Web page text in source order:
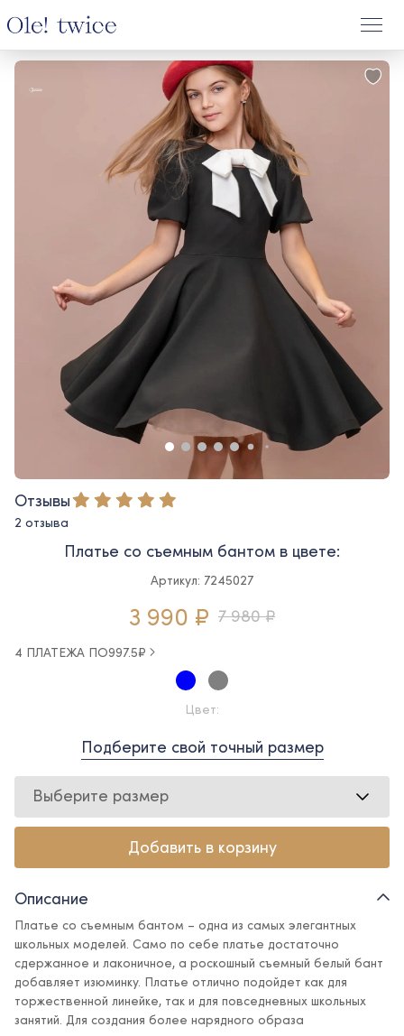
Отзывы
2 отзыва
Платье со съемным бантом в цвете:
Артикул: 7245027
3 990 ₽ 7 980 ₽
4 ПЛАТЕЖА ПО997.5₽
Цвет:
Подберите свой точный размер
Выберите размер
Добавить в корзину
Описание
Платье со съемным бантом – одна из самых элегантных
школьных моделей. Само по себе платье достаточно
сдержанное и лаконичное, а роскошный съемный белый бант
добавляет изюминку. Платье отлично подойдет как для
торжественной линейке, так и для повседневных школьных
занятий. Для создания более нарядного образа